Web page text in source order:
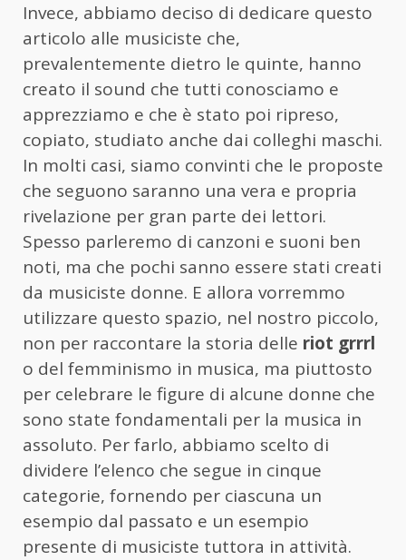
Invece, abbiamo deciso di dedicare questo
articolo alle musiciste che,
prevalentemente dietro le quinte, hanno
creato il sound che tutti conosciamo e
apprezziamo e che è stato poi ripreso,
copiato, studiato anche dai colleghi maschi.
In molti casi, siamo convinti che le proposte
che seguono saranno una vera e propria
rivelazione per gran parte dei lettori.
Spesso parleremo di canzoni e suoni ben
noti, ma che pochi sanno essere stati creati
da musiciste donne. E allora vorremmo
utilizzare questo spazio, nel nostro piccolo,
non per raccontare la storia delle riot grrrl
o del femminismo in musica, ma piuttosto
per celebrare le figure di alcune donne che
sono state fondamentali per la musica in
assoluto. Per farlo, abbiamo scelto di
dividere l’elenco che segue in cinque
categorie, fornendo per ciascuna un
esempio dal passato e un esempio
presente di musiciste tuttora in attività.